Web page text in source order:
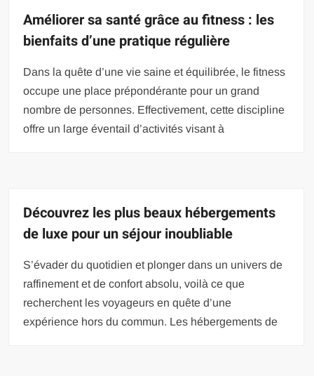
Améliorer sa santé grâce au fitness : les
bienfaits d’une pratique régulière
Dans la quête d’une vie saine et équilibrée, le fitness
occupe une place prépondérante pour un grand
nombre de personnes. Effectivement, cette discipline
offre un large éventail d’activités visant à
Découvrez les plus beaux hébergements
de luxe pour un séjour inoubliable
S’évader du quotidien et plonger dans un univers de
raffinement et de confort absolu, voilà ce que
recherchent les voyageurs en quête d’une
expérience hors du commun. Les hébergements de